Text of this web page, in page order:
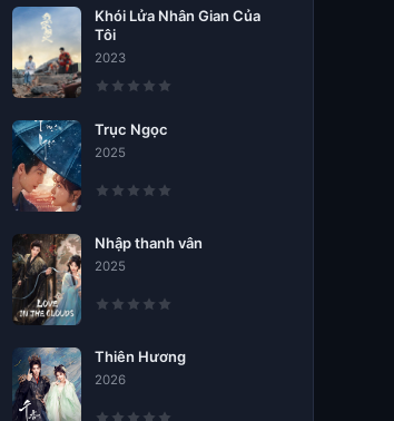
Khói Lửa Nhân Gian Của
Tôi
2023
Trục Ngọc
2025
Nhập thanh vân
2025
Thiên Hương
2026